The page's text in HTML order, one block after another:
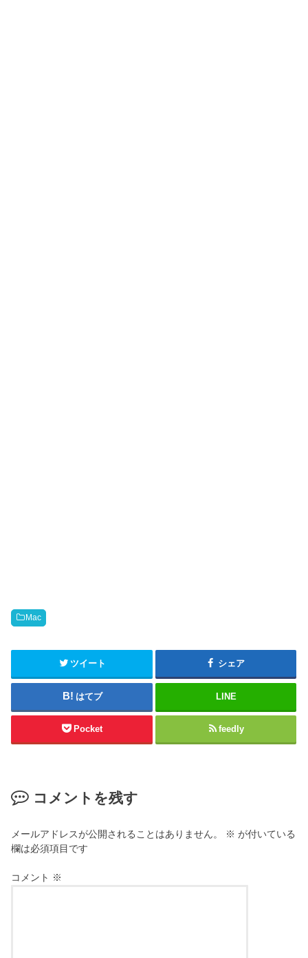
Mac
ツイート シェア
はてブ LINE
Pocket feedly
コメントを残す
メールアドレスが公開されることはありません。 ※ が付いている
欄は必須項目です
コメント ※